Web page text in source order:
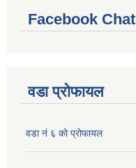
Facebook Chat
वडा प्रोफायल
वडा नं ६ को प्रोफायल